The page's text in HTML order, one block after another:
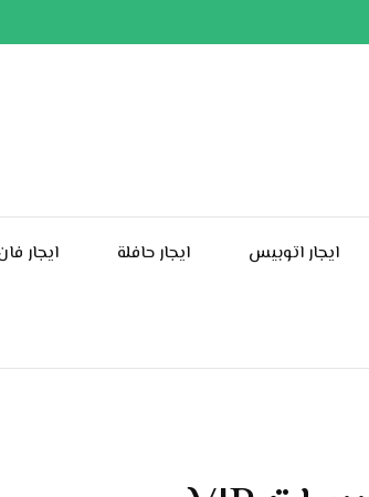
ايجار اتوبيس ايجار حافلة ايجار